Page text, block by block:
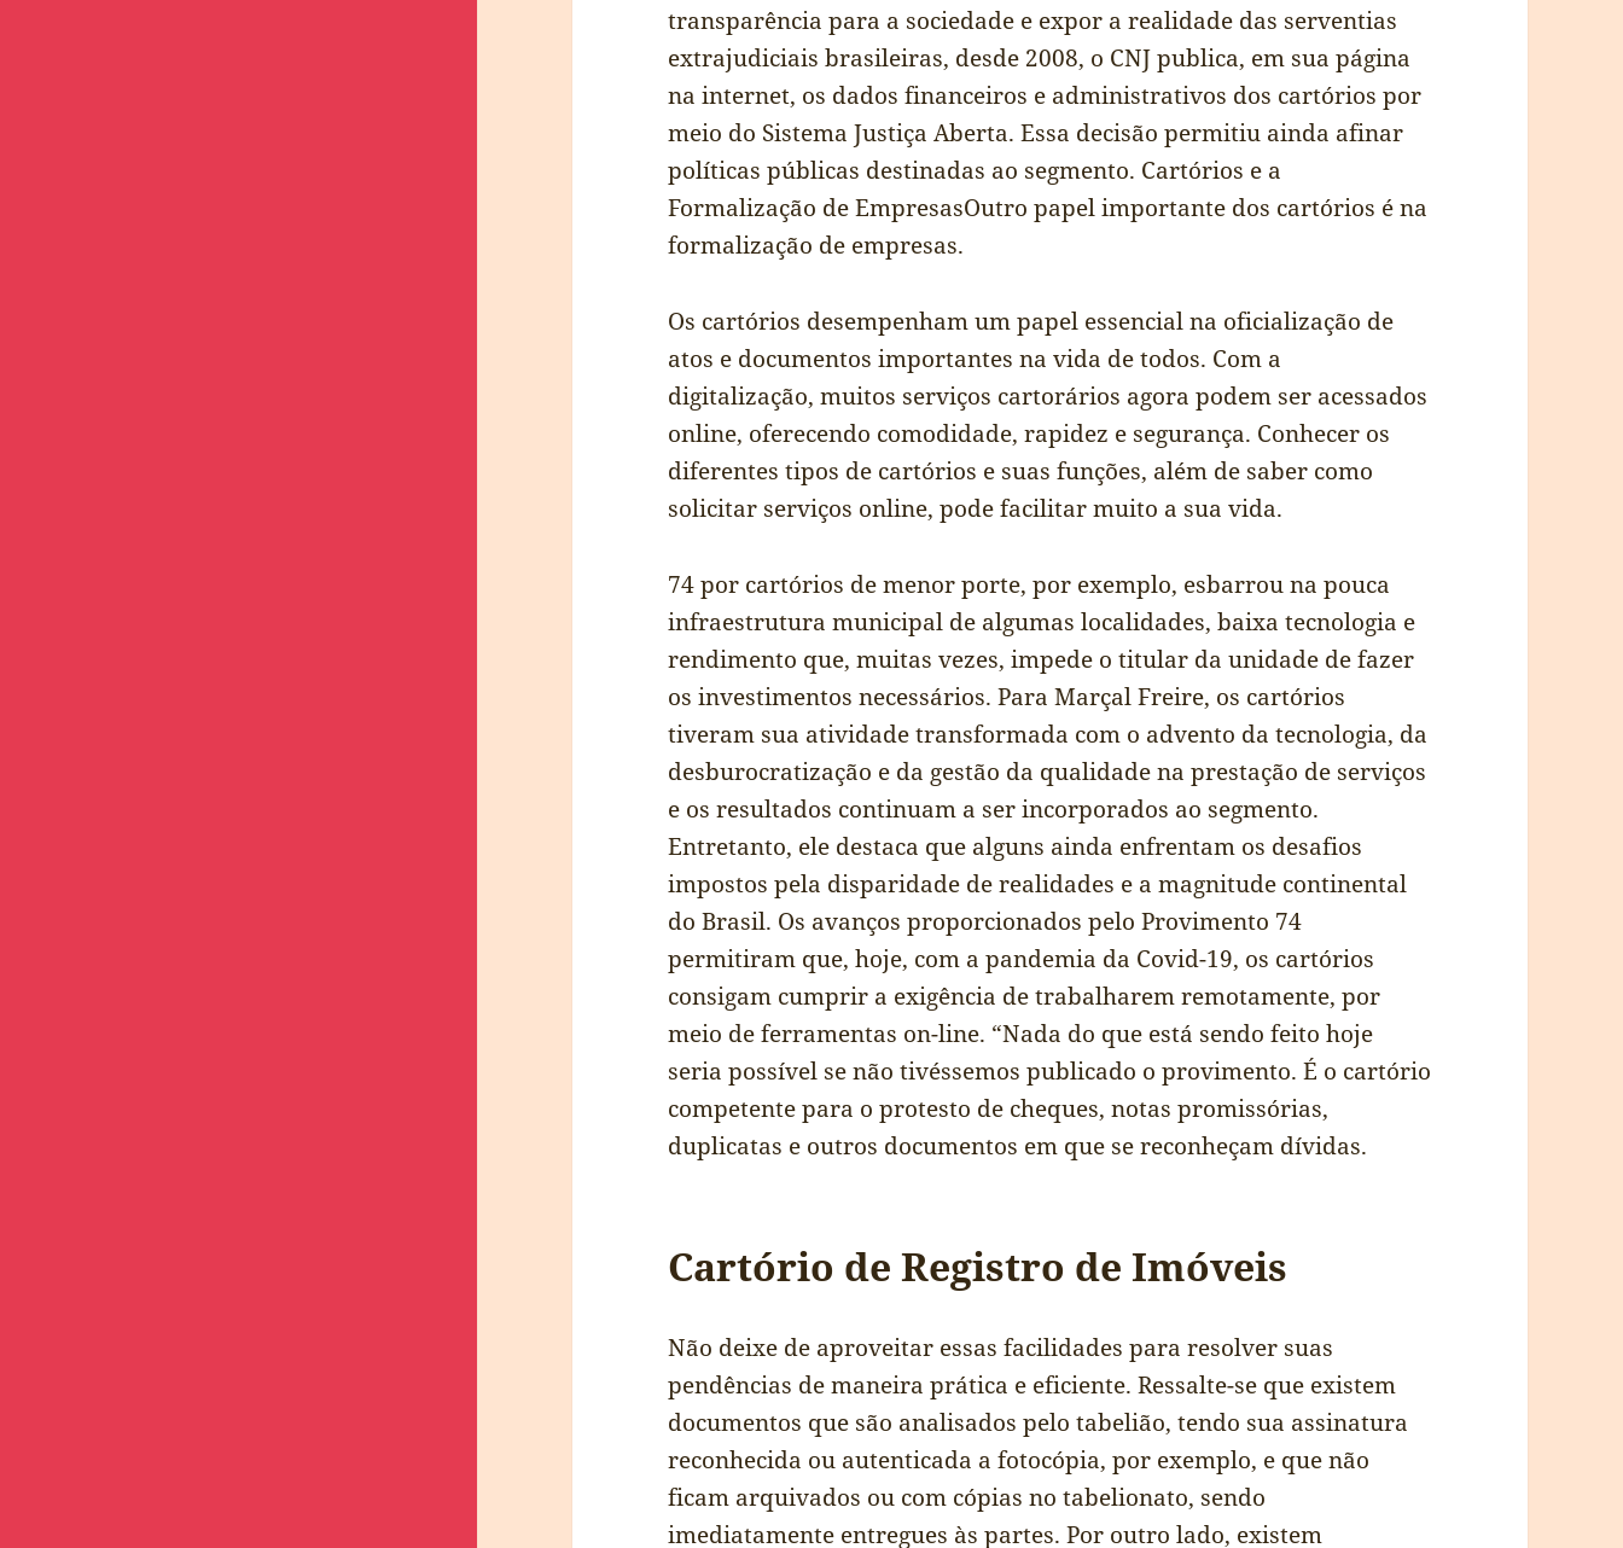
transparência para a sociedade e expor a realidade das serventias
extrajudiciais brasileiras, desde 2008, o CNJ publica, em sua página
na internet, os dados financeiros e administrativos dos cartórios por
meio do Sistema Justiça Aberta. Essa decisão permitiu ainda afinar
políticas públicas destinadas ao segmento. Cartórios e a
Formalização de EmpresasOutro papel importante dos cartórios é na
formalização de empresas.
Os cartórios desempenham um papel essencial na oficialização de
atos e documentos importantes na vida de todos. Com a
digitalização, muitos serviços cartorários agora podem ser acessados
online, oferecendo comodidade, rapidez e segurança. Conhecer os
diferentes tipos de cartórios e suas funções, além de saber como
solicitar serviços online, pode facilitar muito a sua vida.
74 por cartórios de menor porte, por exemplo, esbarrou na pouca
infraestrutura municipal de algumas localidades, baixa tecnologia e
rendimento que, muitas vezes, impede o titular da unidade de fazer
os investimentos necessários. Para Marçal Freire, os cartórios
tiveram sua atividade transformada com o advento da tecnologia, da
desburocratização e da gestão da qualidade na prestação de serviços
e os resultados continuam a ser incorporados ao segmento.
Entretanto, ele destaca que alguns ainda enfrentam os desafios
impostos pela disparidade de realidades e a magnitude continental
do Brasil. Os avanços proporcionados pelo Provimento 74
permitiram que, hoje, com a pandemia da Covid-19, os cartórios
consigam cumprir a exigência de trabalharem remotamente, por
meio de ferramentas on-line. “Nada do que está sendo feito hoje
seria possível se não tivéssemos publicado o provimento. É o cartório
competente para o protesto de cheques, notas promissórias,
duplicatas e outros documentos em que se reconheçam dívidas.
Cartório de Registro de Imóveis
Não deixe de aproveitar essas facilidades para resolver suas
pendências de maneira prática e eficiente. Ressalte-se que existem
documentos que são analisados pelo tabelião, tendo sua assinatura
reconhecida ou autenticada a fotocópia, por exemplo, e que não
ficam arquivados ou com cópias no tabelionato, sendo
imediatamente entregues às partes. Por outro lado, existem